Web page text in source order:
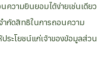
ความยินยอมได้ง่ายเช่นเดียว
กัดสิทธิในการถอนความ
ะโยชน์แก่เจ้าของข้อมูลส่วน